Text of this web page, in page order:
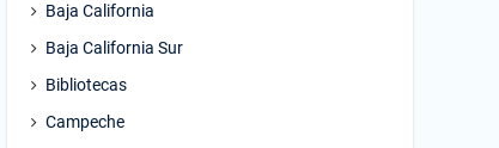
Baja California
Baja California Sur
Bibliotecas
Campeche